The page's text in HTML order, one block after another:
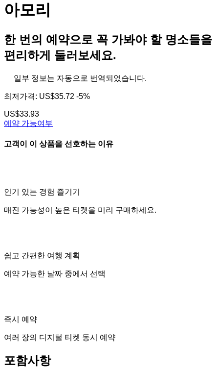
아모리
한 번의 예약으로 꼭 가봐야 할 명소들을
편리하게 둘러보세요.
일부 정보는 자동으로 번역되었습니다.
최저가격: US$35.72 -5%
US$33.93
예약 가능여부
고객이 이 상품을 선호하는 이유
인기 있는 경험 즐기기
매진 가능성이 높은 티켓을 미리 구매하세요.
쉽고 간편한 여행 계획
예약 가능한 날짜 중에서 선택
즉시 예약
여러 장의 디지털 티켓 동시 예약
포함사항